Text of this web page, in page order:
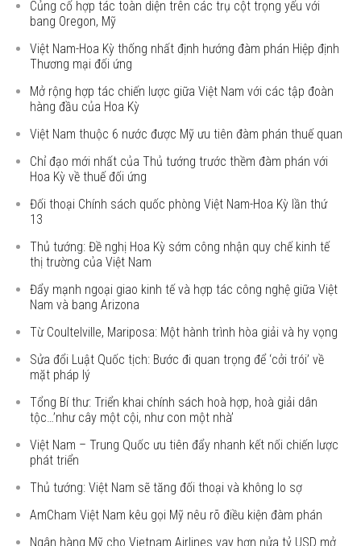
Củng cố hợp tác toàn diện trên các trụ cột trọng yếu với
bang Oregon, Mỹ
Việt Nam-Hoa Kỳ thống nhất định hướng đàm phán Hiệp định
Thương mại đối ứng
Mở rộng hợp tác chiến lược giữa Việt Nam với các tập đoàn
hàng đầu của Hoa Kỳ
Việt Nam thuộc 6 nước được Mỹ ưu tiên đàm phán thuế quan
Chỉ đạo mới nhất của Thủ tướng trước thềm đàm phán với
Hoa Kỳ về thuế đối ứng
Đối thoại Chính sách quốc phòng Việt Nam-Hoa Kỳ lần thứ
13
Thủ tướng: Đề nghị Hoa Kỳ sớm công nhận quy chế kinh tế
thị trường của Việt Nam
Đẩy mạnh ngoại giao kinh tế và hợp tác công nghệ giữa Việt
Nam và bang Arizona
Từ Coultelville, Mariposa: Một hành trình hòa giải và hy vọng
Sửa đổi Luật Quốc tịch: Bước đi quan trọng để ‘cởi trói’ về
mặt pháp lý
Tổng Bí thư: Triển khai chính sách hoà hợp, hoà giải dân
tộc…’như cây một cội, như con một nhà’
Việt Nam – Trung Quốc ưu tiên đẩy nhanh kết nối chiến lược
phát triển
Thủ tướng: Việt Nam sẽ tăng đối thoại và không lo sợ
AmCham Việt Nam kêu gọi Mỹ nêu rõ điều kiện đàm phán
Ngân hàng Mỹ cho Vietnam Airlines vay hơn nửa tỷ USD mở